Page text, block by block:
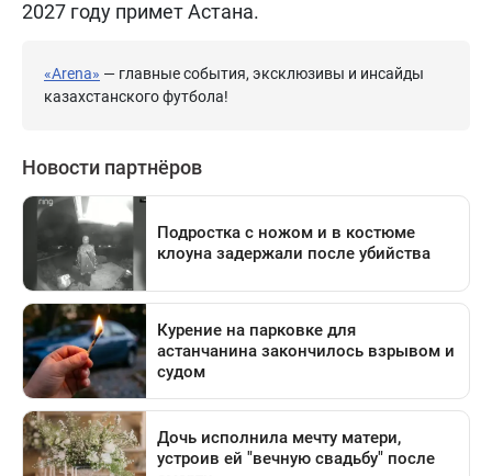
2027 году примет Астана.
«Arena» — главные события, эксклюзивы и инсайды
казахстанского футбола!